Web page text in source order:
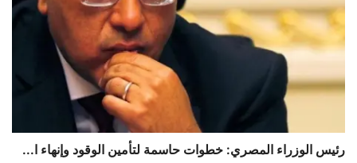
رئيس الوزراء المصري: خطوات حاسمة لتأمين الوقود وإنهاء ا...